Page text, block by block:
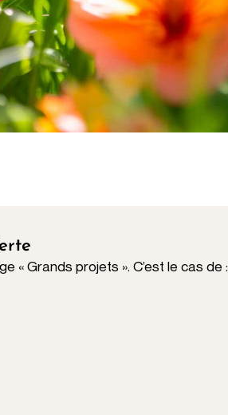
« Grands projets ». C’est le cas de :